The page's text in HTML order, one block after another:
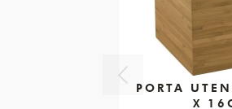
PORTA
X